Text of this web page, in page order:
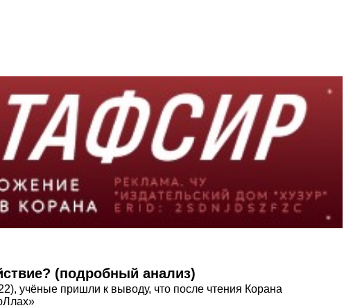
(подробный анализ)
учёные пришли к выводу, что после чтения Корана